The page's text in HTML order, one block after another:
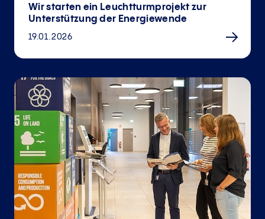
Wir starten ein Leuchtturmprojekt zur
Unterstützung der Energiewende
19.01.2026